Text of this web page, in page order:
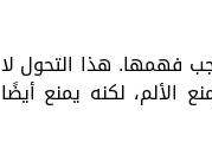
فهمها. هذا التحول لا
لكنه يمنع أيضًا